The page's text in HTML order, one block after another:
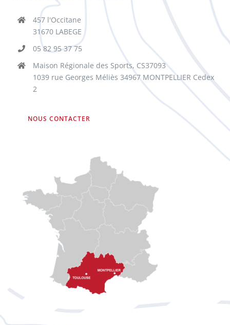
457 l'Occitane
31670 LABEGE
05 82 95 37 75
Maison Régionale des Sports, CS37093
1039 rue Georges Méliès 34967 MONTPELLIER Cedex
2
NOUS CONTACTER